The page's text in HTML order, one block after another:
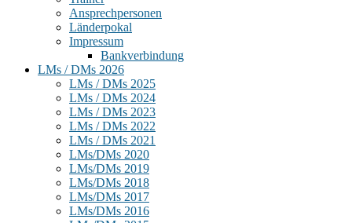
Ansprechpersonen
Länderpokal
Impressum
Bankverbindung
LMs / DMs 2026
LMs / DMs 2025
LMs / DMs 2024
LMs / DMs 2023
LMs / DMs 2022
LMs / DMs 2021
LMs/DMs 2020
LMs/DMs 2019
LMs/DMs 2018
LMs/DMs 2017
LMs/DMs 2016